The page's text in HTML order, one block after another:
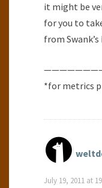
it might be
for you to
from
*for metrics
July 19, 2011 at